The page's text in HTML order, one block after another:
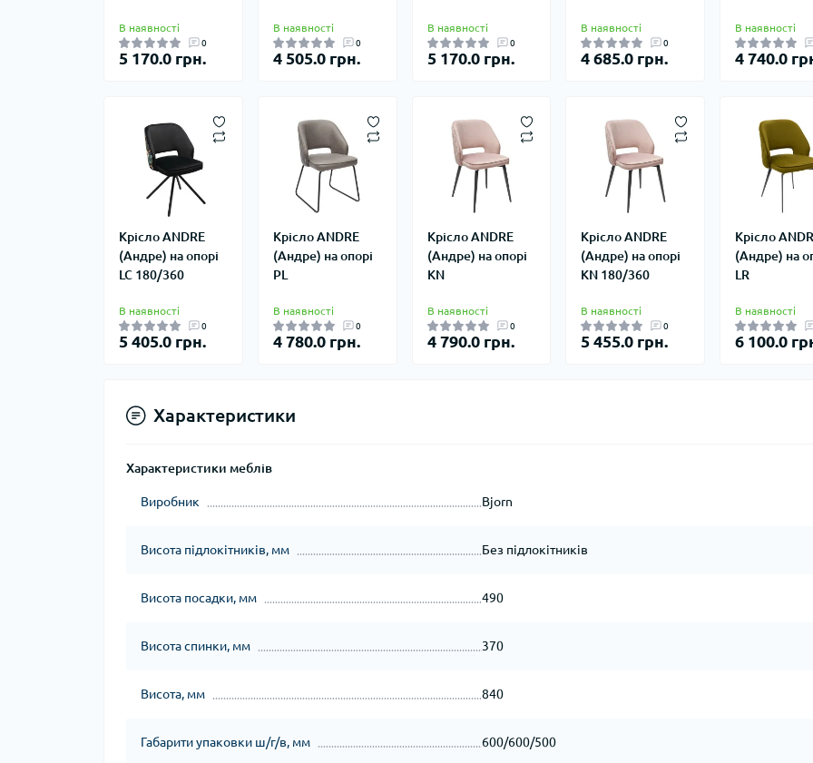
В наявності
0
5 170.0 грн.
В наявності
0
4 505.0 грн.
В наявності
0
5 170.0 грн.
В наявності
0
4 685.0 грн.
В наявності
4 740.0
Крісло ANDRE
(Андре) на опорі
LC 180/360
В наявності
0
5 405.0 грн.
Крісло ANDRE
(Андре) на опорі
PL
В наявності
0
4 780.0 грн.
Крісло ANDRE
(Андре) на опорі
KN
В наявності
0
4 790.0 грн.
Крісло ANDRE
(Андре) на опорі
KN 180/360
В наявності
0
5 455.0 грн.
Крісло
(Андре) на
LR
В наявності
6 100.0
Характеристики
Характеристики меблів
Виробник Bjorn
Висота підлокітників, мм Без підлокітників
Висота посадки, мм 490
Висота спинки, мм 370
Висота, мм 840
Габарити упаковки ш/г/в, мм 600/600/500